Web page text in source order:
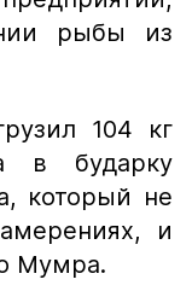
рыбы из
104 кг
в бударку
который не
и
Мумра.